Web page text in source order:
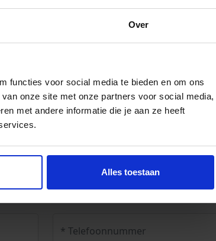
Over
functies voor social media te bieden en om ons
onze site met onze partners voor social media,
met andere informatie die je aan ze heeft
Alles toestaan
Duizenden lopende
voorraad
Veel verschillende
Voor pakjes &
stortgoed
Extreem veel
leverbaar
Maatwerk mogelijk,